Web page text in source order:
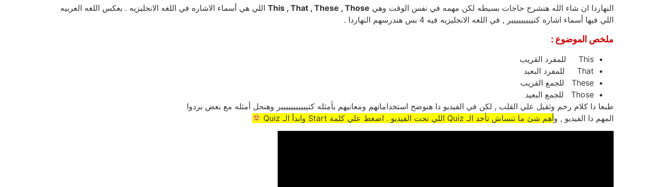
النهاردا ان شاء الله هنشرح حاجات بسيطه لكن مهمه في نفس الوقت وهي This , That , These , Those اللي هي أسماء الاشاره في اللغه الانجليزيه . بعكس اللغه العربيه
اللي فيها أسماء اشاره كتييييييييير , في اللغه الانجليزيه فيه 4 بس هندرسهم النهاردا .
ملخص الموضوع :
This للمفرد القريب
That للمفرد البعيد
These للجمع القريب
Those للجمع البعيد
طبعا دا كلام رخم وثقيل علي القلب , لكن في الفيديو دا هنوضح استخداماتهم ومعانيهم بأمثله كتييييييييييير وهنحل أمثله مع بعض بردوا
المهم دا الفيديو , وأهم شئ ما تنساش تأخد الـ Quiz اللي تحت الفيديو . اضغط علي كلمة Start وابدأ الـ Quiz